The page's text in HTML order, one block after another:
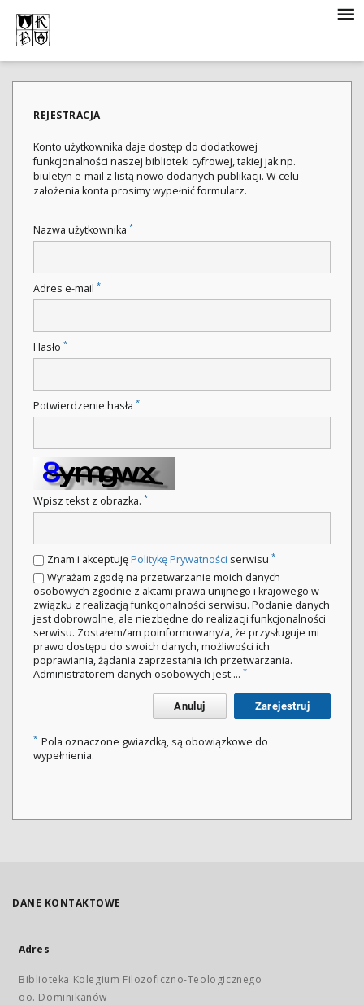
REJESTRACJA
Konto użytkownika daje dostęp do dodatkowej
funkcjonalności naszej biblioteki cyfrowej, takiej jak np.
biuletyn e-mail z listą nowo dodanych publikacji. W celu
założenia konta prosimy wypełnić formularz.
Nazwa użytkownika *
Adres e-mail *
Hasło *
Potwierdzenie hasła *
Wpisz tekst z obrazka. *
Znam i akceptujęPolitykę Prywatności serwisu *
Wyrażam zgodę na przetwarzanie moich danych
osobowych zgodnie z aktami prawa unijnego i krajowego w
związku z realizacją funkcjonalności serwisu. Podanie danych
jest dobrowolne, ale niezbędne do realizacji funkcjonalności
serwisu. Zostałem/am poinformowany/a, że przysługuje mi
prawo dostępu do swoich danych, możliwości ich
poprawiania, żądania zaprzestania ich przetwarzania.
Administratorem danych osobowych jest.... *
Anuluj Zarejestruj
* Pola oznaczone gwiazdką, są obowiązkowe do
wypełnienia.
DANE KONTAKTOWE
Adres
Biblioteka Kolegium Filozoficzno-Teologicznego
oo. Dominikanów